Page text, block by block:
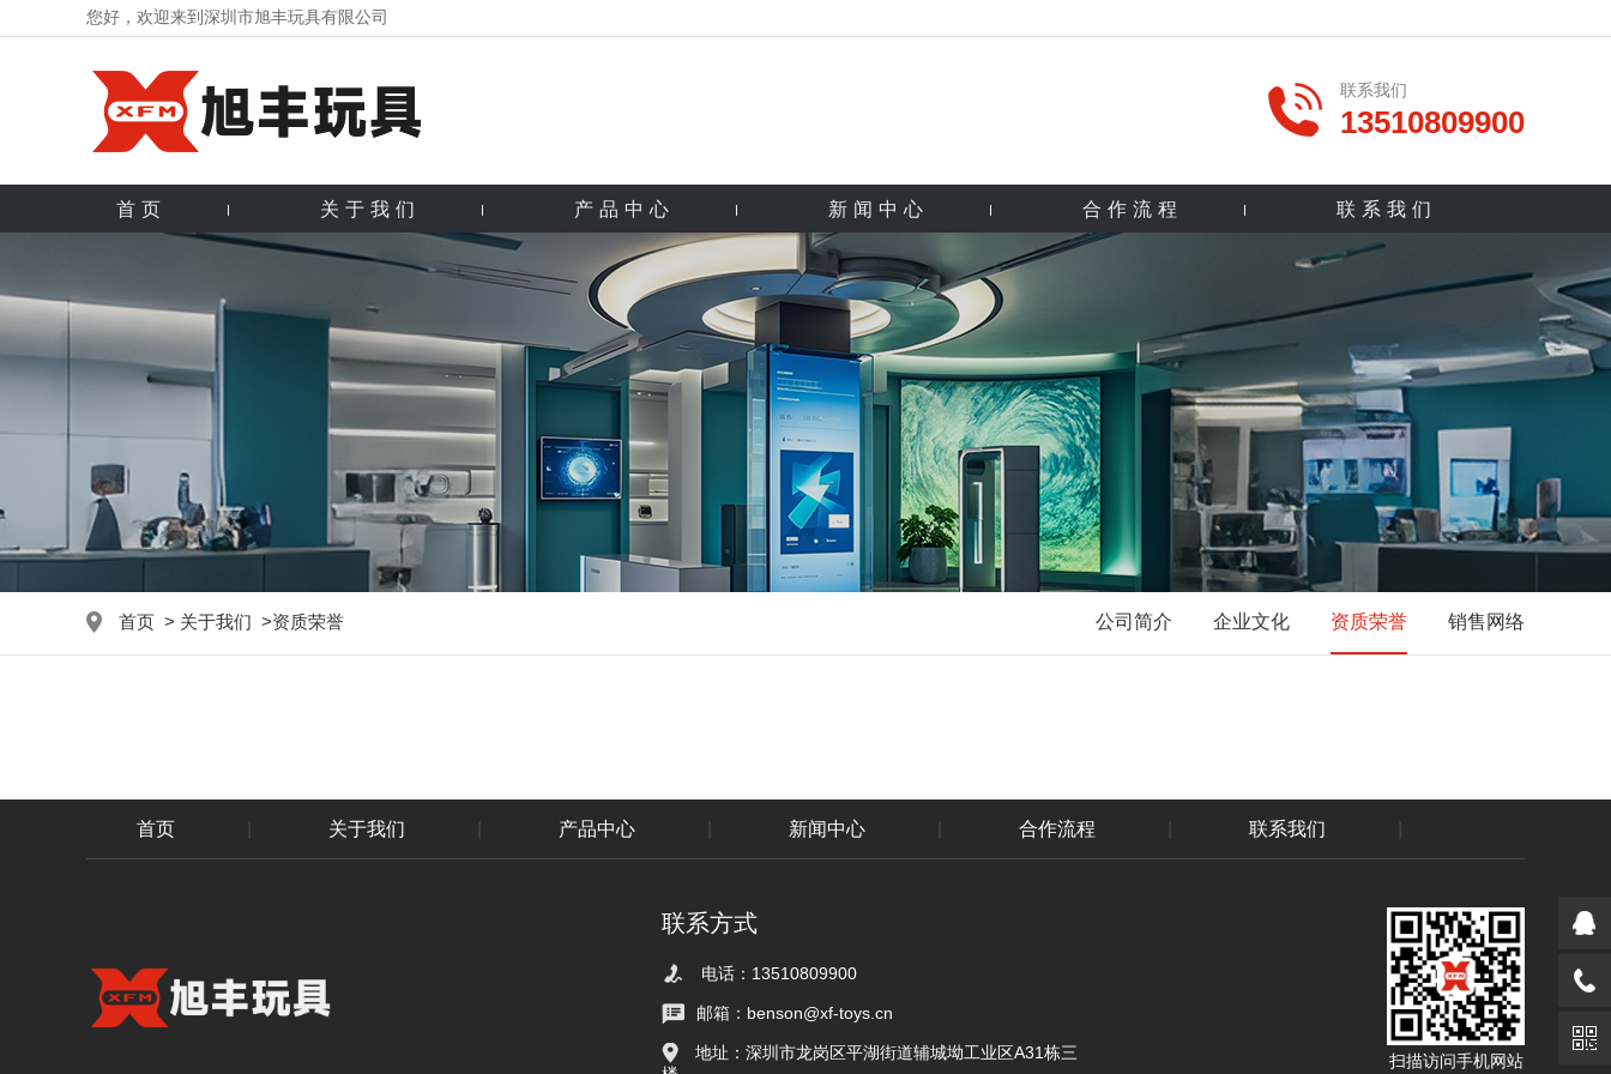
您好，欢迎来到深圳市旭丰玩具有限公司
联系我们
13510809900
首页 关于我们 产品中心 新闻中心 合作流程 联系我们
首页 > 关于我们 >资质荣誉 公司简介 企业文化 资质荣誉 销售网络
首页 关于我们 产品中心 新闻中心 合作流程 联系我们
联系方式
电话：13510809900
邮箱：benson@xf-toys.cn
地址：深圳市龙岗区平湖街道辅城坳工业区A31栋三
扫描访问手机网站